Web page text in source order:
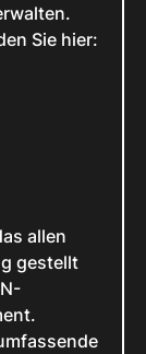
Sie hier:
allen
gestellt